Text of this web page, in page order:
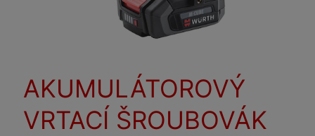
AKUMULÁTOROVÝ
VRTACÍ ŠROUBOVÁK